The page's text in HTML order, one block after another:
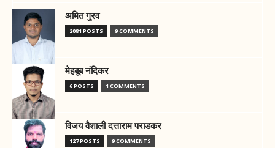
अमित गुरव
2081 POSTS 9 COMMENTS
मेहबूब नंदिकर
6 POSTS 1 COMMENTS
विजय वैशाली दत्ताराम पराडकर
127 POSTS 9 COMMENTS